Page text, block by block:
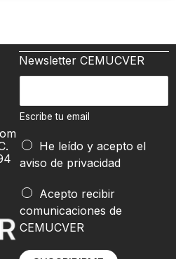
Newsletter CEMUCVER
t
E
c
r
b
e
e
c
i
b
e
u
e
m
Escribe tu email
He leído y acepto el
aviso de privacidad
Acepto recibir
comunicaciones de
CEMUCVER